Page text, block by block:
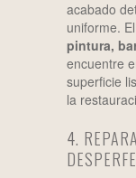
acabado
uniforme.
pintura,
encuentre
superficie
la
4.